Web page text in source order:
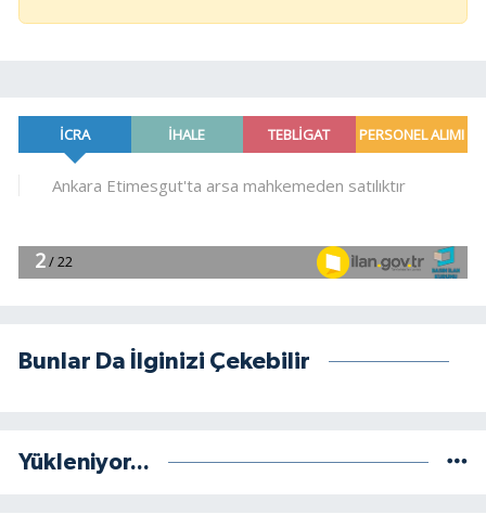
Bunlar Da İlginizi Çekebilir
Yükleniyor...